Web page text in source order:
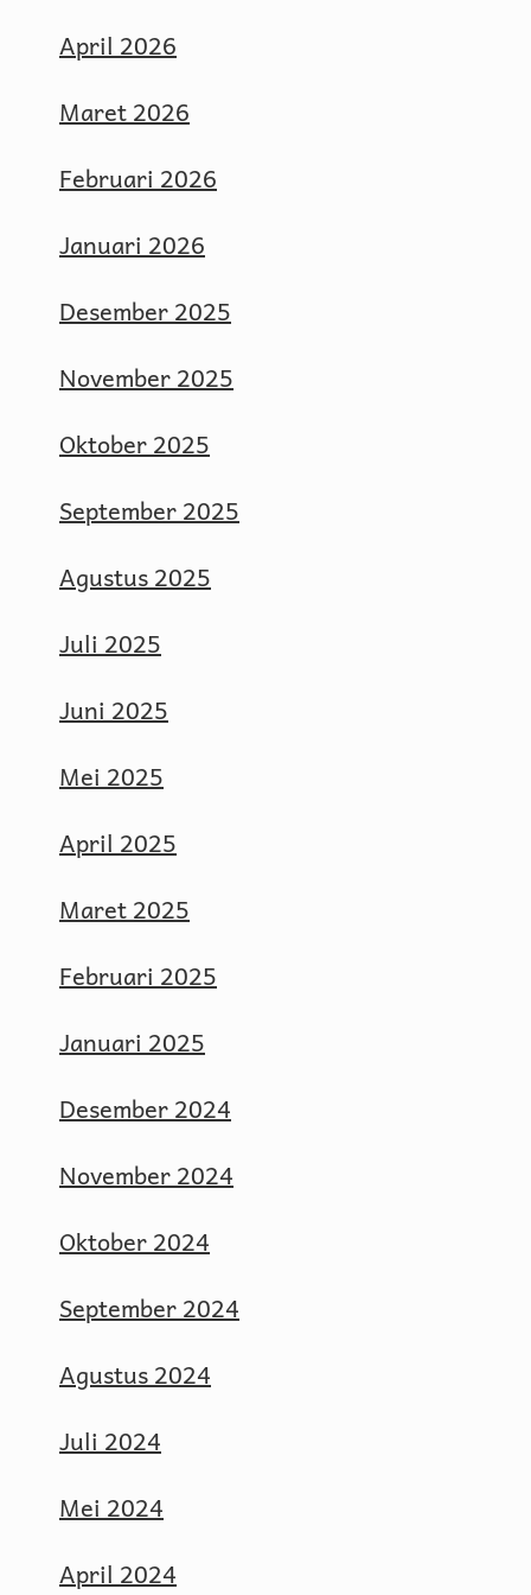
April 2026
Maret 2026
Februari 2026
Januari 2026
Desember 2025
November 2025
Oktober 2025
September 2025
Agustus 2025
Juli 2025
Juni 2025
Mei 2025
April 2025
Maret 2025
Februari 2025
Januari 2025
Desember 2024
November 2024
Oktober 2024
September 2024
Agustus 2024
Juli 2024
Mei 2024
April 2024